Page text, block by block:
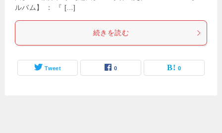
ルバム】 ： 『 […]
続きを読む
Tweet 0 0